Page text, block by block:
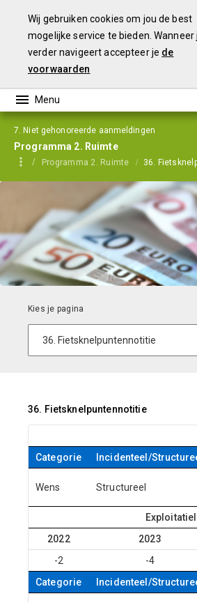
Wij gebruiken cookies om jou de best
mogelijke service te bieden. Wanneer
verder navigeert accepteer je de
voorwaarden
7. Niet gehonoreerde aanmeldingen
Programma 2. Ruimte
Programma 2. Ruimte 36.
36. Fietsknelpuntennotitie
Categorie
Incidenteel/
Wens Structureel
2022
2023
-2
-4
Categorie
Incidenteel/